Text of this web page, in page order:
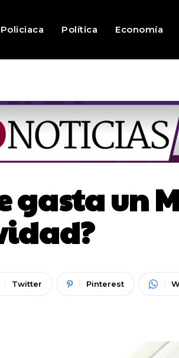
Policiaca Política Economía
gasta un
Twitter Pinterest